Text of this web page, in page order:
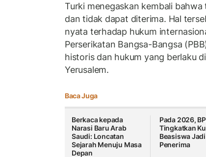
Turki menegaskan kembali
dan tidak dapat diterima. Hal
nyata terhadap hukum
Perserikatan Bangsa-Bangsa
historis dan hukum yang berlaku
Yerusalem.
Baca Juga
Berkaca kepada
Narasi Baru Arab
Saudi: Loncatan
Sejarah Menuju Masa
Depan
Pada 2026,
Tingkatkan
Beasiswa
Penerima